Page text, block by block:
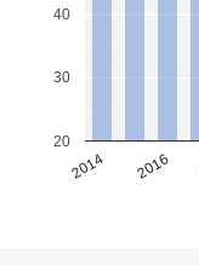
2014 2016
20
30
40